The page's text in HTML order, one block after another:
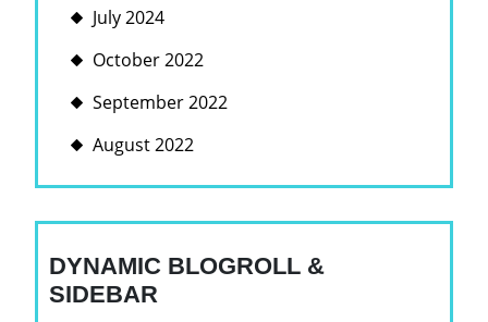
July 2024
October 2022
September 2022
August 2022
DYNAMIC BLOGROLL &
SIDEBAR